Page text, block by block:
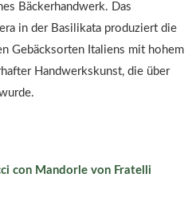
Bäckerhandwerk. Das
in der Basilikata produziert die
Gebäcksorten Italiens mit hohem
Handwerkskunst, die über
con Mandorle von Fratelli